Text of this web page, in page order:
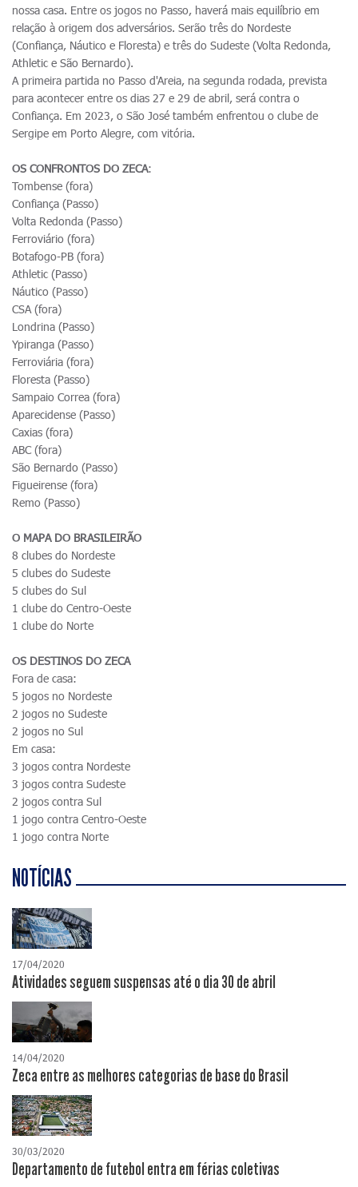
nossa casa. Entre os jogos no Passo, haverá mais equilíbrio em
relação à origem dos adversários. Serão três do Nordeste
(Confiança, Náutico e Floresta) e três do Sudeste (Volta Redonda,
Athletic e São Bernardo).
A primeira partida no Passo d'Areia, na segunda rodada, prevista
para acontecer entre os dias 27 e 29 de abril, será contra o
Confiança. Em 2023, o São José também enfrentou o clube de
Sergipe em Porto Alegre, com vitória.
OS CONFRONTOS DO ZECA:
Tombense (fora)
Confiança (Passo)
Volta Redonda (Passo)
Ferroviário (fora)
Botafogo-PB (fora)
Athletic (Passo)
Náutico (Passo)
CSA (fora)
Londrina (Passo)
Ypiranga (Passo)
Ferroviária (fora)
Floresta (Passo)
Sampaio Correa (fora)
Aparecidense (Passo)
Caxias (fora)
ABC (fora)
São Bernardo (Passo)
Figueirense (fora)
Remo (Passo)
O MAPA DO BRASILEIRÃO
8 clubes do Nordeste
5 clubes do Sudeste
5 clubes do Sul
1 clube do Centro-Oeste
1 clube do Norte
OS DESTINOS DO ZECA
Fora de casa:
5 jogos no Nordeste
2 jogos no Sudeste
2 jogos no Sul
Em casa:
3 jogos contra Nordeste
3 jogos contra Sudeste
2 jogos contra Sul
1 jogo contra Centro-Oeste
1 jogo contra Norte
NOTÍCIAS
17/04/2020
Atividades seguem suspensas até o dia 30 de abril
14/04/2020
Zeca entre as melhores categorias de base do Brasil
30/03/2020
Departamento de futebol entra em férias coletivas